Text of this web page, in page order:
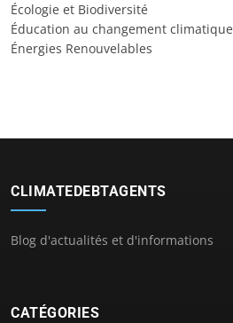
Écologie et Biodiversité
Éducation au changement climatique
Énergies Renouvelables
CLIMATEDEBTAGENTS
Blog d'actualités et d'informations
CATÉGORIES